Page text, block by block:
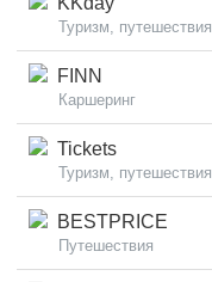
Туризм, путешествия
FINN
Каршеринг
Tickets
Туризм, путешествия
BESTPRICE
Путешествия